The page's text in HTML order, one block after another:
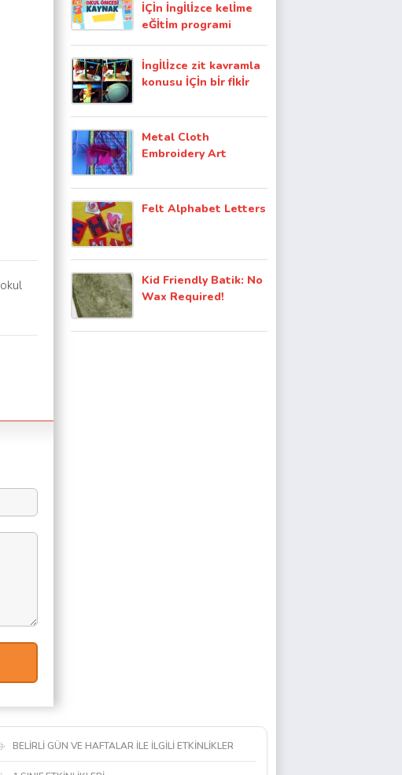
okul
İÇİn İngİlİzce kelİme
eĞİtİm programi
İngİlİzce zit kavramla
konusu İÇİn bİr fİkİr
Metal Cloth
Embroidery Art
Felt Alphabet Letters
Kid Friendly Batik: No
Wax Required!
BELİRLİ GÜN VE HAFTALAR İLE İLGİLİ ETKİNLİKLER